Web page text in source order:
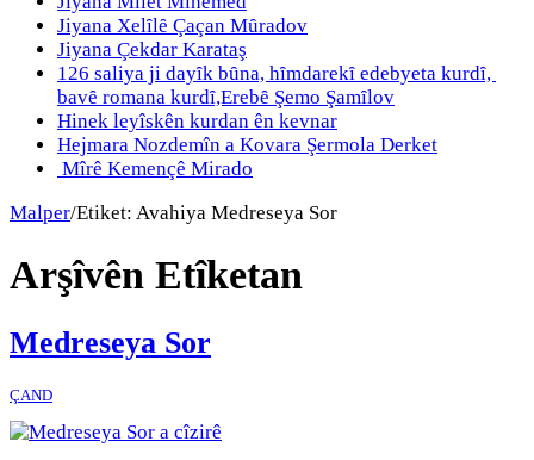
Jiyana Xelȋlȇ Çaçan Mȗradov
Jiyana Çekdar Karataş
126 saliya ji dayȋk bȗna, hȋmdarekȋ edebyeta kurdȋ,
bavȇ romana kurdȋ,Erebȇ Şemo Şamȋlov
Hinek leyîskên kurdan ên kevnar
Hejmara Nozdemîn a Kovara Şermola Derket
Mîrê Kemençê Mirado
Malper/Etiket: Avahiya Medreseya Sor
Arşîvên Etîketan
Medreseya Sor
ÇAND